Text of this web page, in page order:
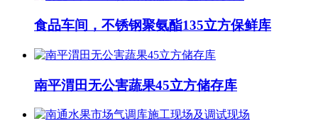
食品车间，不锈钢聚氨酯135立方保鲜库
南平渭田无公害蔬果45立方储存库